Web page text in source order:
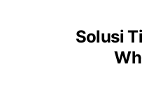
Solusi